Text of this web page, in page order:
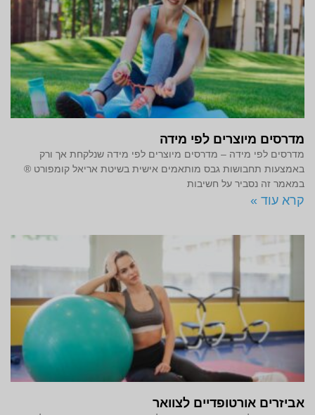
מדרסים מיוצרים לפי מידה
מדרסים לפי מידה – מדרסים מיוצרים לפי מידה שנלקחת אך ורק
באמצעות תחבושות גבס מותאמים אישית בשיטת אריאל קומפורט ®
במאמר זה נסביר על חשיבות
קרא עוד »
אביזרים אורטופדיים לצוואר